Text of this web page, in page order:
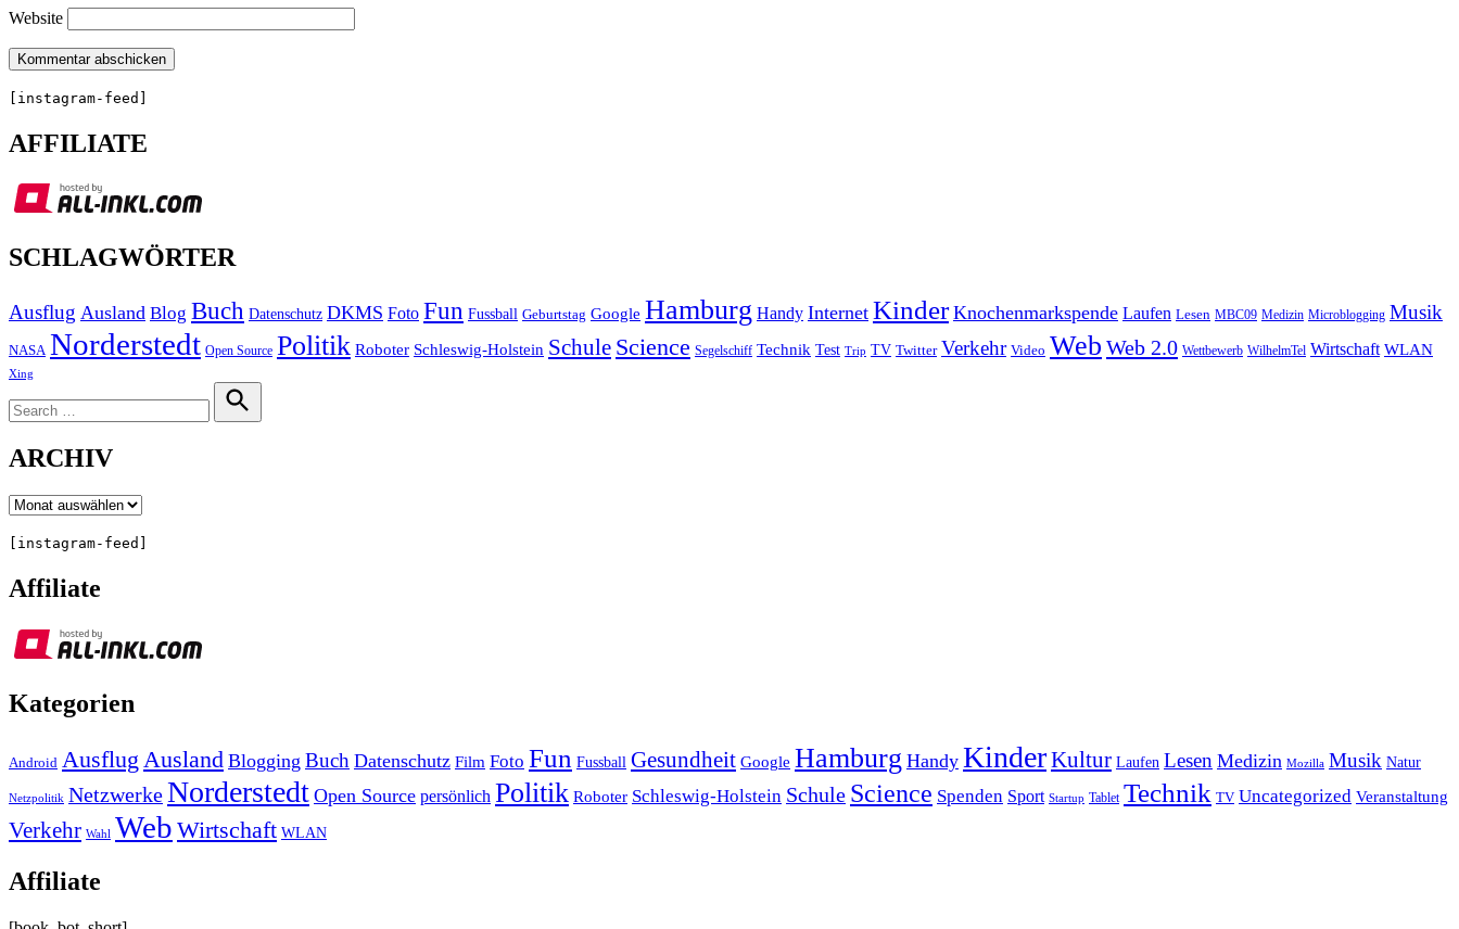
Website
[instagram-feed]
AFFILIATE
SCHLAGWÖRTER
Ausflug Ausland Blog Buch Datenschutz DKMS Foto Fun Fussball Geburtstag Google Hamburg Handy Internet Kinder Knochenmarkspende Laufen Lesen MBC09 Medizin Microblogging Musik
NASA Norderstedt Open Source Politik Roboter Schleswig-Holstein Schule Science Segelschiff Technik Test Trip TV Twitter Verkehr Video Web Web 2.0 Wettbewerb WilhelmTel Wirtschaft WLAN
Xing
for:
Search
ARCHIV
Archiv
[instagram-feed]
Affiliate
Kategorien
Android Ausflug Ausland Blogging Buch Datenschutz Film Foto Fun Fussball Gesundheit Google Hamburg Handy KinderKultur Laufen Lesen Medizin Mozilla Musik Natur
Netzpolitik NetzwerkeNorderstedt Open Source persönlich Politik Roboter Schleswig-Holstein Schule Science Spenden Sport Startup Tablet Technik TV Uncategorized Veranstaltung
Verkehr Wahl Web Wirtschaft WLAN
Affiliate